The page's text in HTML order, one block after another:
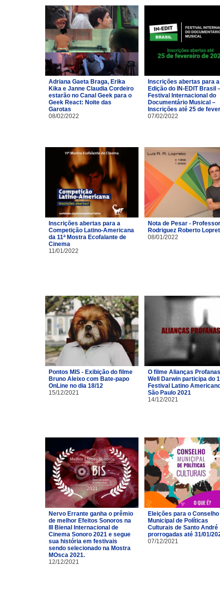
Adriana Gaeta Braga, Erika
Kika e Janne Claudia Cordeiro
estarão no Canal Geek para o
Geek React: Noite das
Garotas
08/02/2022
Inscrições abertas para a
Edição do IN-EDIT Brasil
Festival Internacional do
Documentário Musical –
Inscrições até 25 de
07/02/2022
Inscrições abertas para a
Competição Latino-Americana
da 11ª Mostra Ecofalante de
Cinema
11/01/2022
Nota de Pesar -
Rodriguez Roberto
08/01/2022
Pontos MIS - Exibição do filme
Bruno Aleixo com Bate-papo
OnLine no dia 18/12
15/12/2021
O filme Alianças
Well Darwin participa do
Festival Latino
São Paulo 2021
14/12/2021
Nervo Errante ganha o prêmio
de melhor Efeitos Sonoros na
III Bienal Internacional de
Cinema Sonoro 2021 e segue
sua história em festivais
sendo selecionado na Mostra
MOsca 2021.
12/12/2021
Eleições para o Conselho
Municipal de Políticas
Culturais de Santo André
prorrogadas até 31/01/
07/12/2021